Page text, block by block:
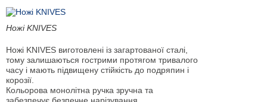
Ножі KNIVES
Ножі KNIVES виготовлені із загартованої сталі,
тому залишаються гострими протягом тривалого
часу і мають підвищену стійкість до подряпин і
корозії.
Кольорова монолітна ручка зручна та